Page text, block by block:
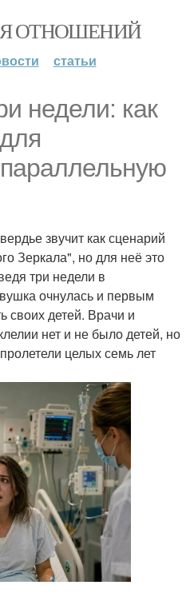
ОТНОШЕНИЙ
статьи
недели: как
звучит как сценарий
Зеркала", но для неё это
три недели в
очнулась и первым
своих детей. Врачи и
нет и не было детей, но
целых семь лет